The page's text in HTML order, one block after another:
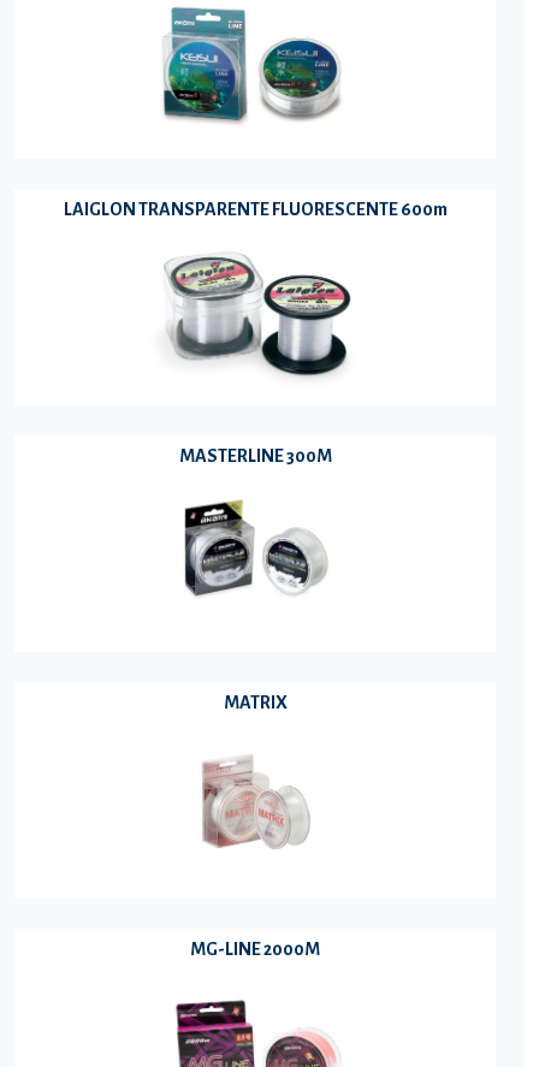
LAIGLON TRANSPARENTE FLUORESCENTE 600m
MASTERLINE 300M
MATRIX
MG-LINE 2000M